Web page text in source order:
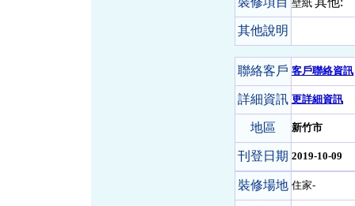
壁紙
其他說明
聯絡客戶 客戶聯絡資訊
詳細資訊 更詳細資訊
地區 新竹市
刊登日期 2019-10-09
裝修場地 住家-